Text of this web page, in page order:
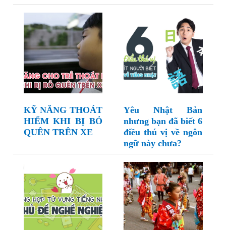
KỸ NĂNG THOÁT
HIỂM KHI BỊ BỎ
QUÊN TRÊN XE
Yêu Nhật Bản
nhưng bạn đã biết 6
điều thú vị về ngôn
ngữ này chưa?